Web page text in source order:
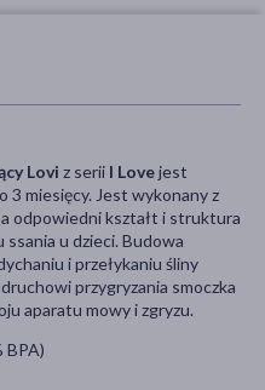
Lovi z serii I Lovejest
3 miesięcy. Jest wykonany z
odpowiedni kształt i struktura
u dzieci. Budowa
i przełykaniu śliny
przygryzania smoczka
aparatu mowy i zgryzu.
BPA)